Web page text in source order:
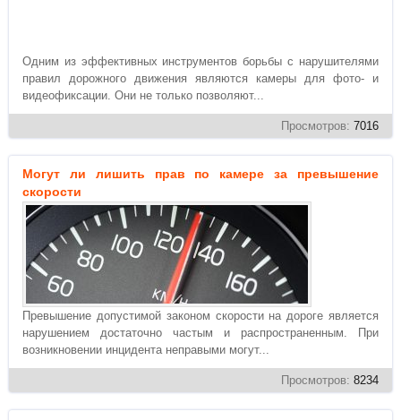
Одним из эффективных инструментов борьбы с нарушителями
правил дорожного движения являются камеры для фото- и
видеофиксации. Они не только позволяют...
Просмотров: 7016
Могут ли лишить прав по камере за превышение
скорости
Превышение допустимой законом скорости на дороге является
нарушением достаточно частым и распространенным. При
возникновении инцидента неправыми могут...
Просмотров: 8234